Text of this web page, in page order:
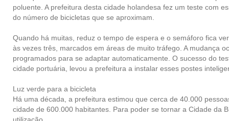
poluente. A prefeitura desta cidade holandesa fez um teste com
do número de bicicletas que se aproximam.
Quando há muitas, reduz o tempo de espera e o semáforo fica
às vezes três, marcados em áreas de muito tráfego. A mudança
programados para se adaptar automaticamente. O sucesso do
cidade portuária, levou a prefeitura a instalar esses postes
Luz verde para a bicicleta
Há uma década, a prefeitura estimou que cerca de 40.000
cidade de 600.000 habitantes. Para poder se tornar a Cidade da